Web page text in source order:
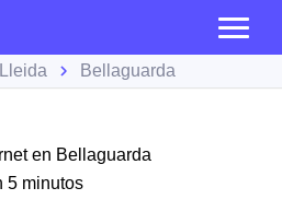
Lleida Bellaguarda
en Bellaguarda
5 minutos